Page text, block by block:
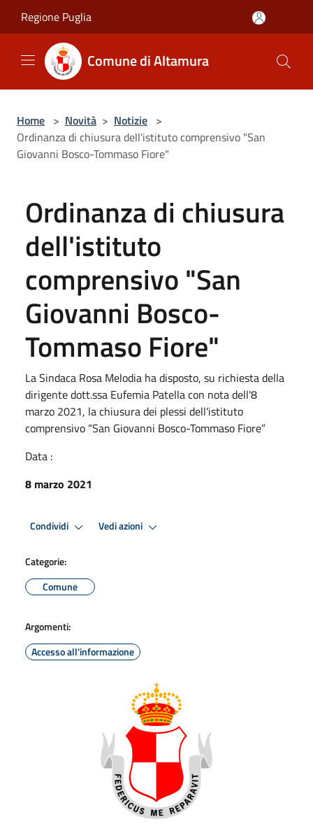
Regione Puglia
Comune di Altamura
Home > Novità > Notizie >
Ordinanza di chiusura dell'istituto comprensivo "San
Giovanni Bosco-Tommaso Fiore"
Ordinanza di chiusura
dell'istituto
comprensivo "San
Giovanni Bosco-
Tommaso Fiore"
La Sindaca Rosa Melodia ha disposto, su richiesta della
dirigente dott.ssa Eufemia Patella con nota dell'8
marzo 2021, la chiusura dei plessi dell'istituto
comprensivo “San Giovanni Bosco-Tommaso Fiore”
Data :
8 marzo 2021
Condividi Vedi azioni
Categorie:
Comune
Argomenti:
Accesso all'informazione